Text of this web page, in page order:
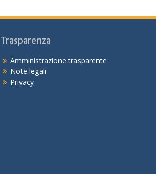
Trasparenza
Amministrazione trasparente
Note legali
Privacy